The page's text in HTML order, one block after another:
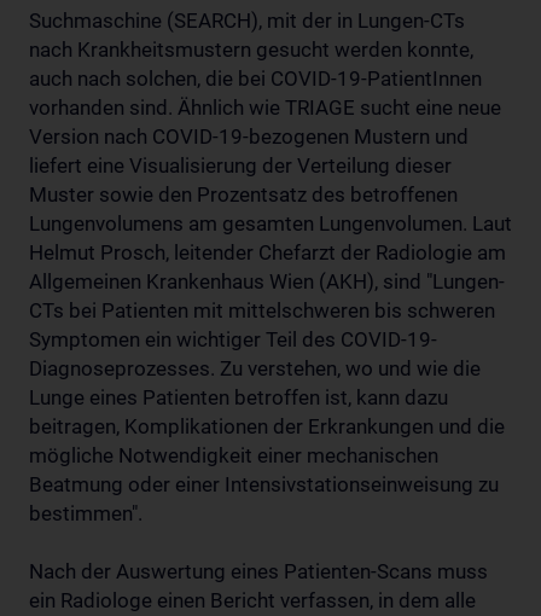
Suchmaschine (SEARCH), mit der in Lungen-CTs
nach Krankheitsmustern gesucht werden konnte,
auch nach solchen, die bei COVID-19-PatientInnen
vorhanden sind. Ähnlich wie TRIAGE sucht eine neue
Version nach COVID-19-bezogenen Mustern und
liefert eine Visualisierung der Verteilung dieser
Muster sowie den Prozentsatz des betroffenen
Lungenvolumens am gesamten Lungenvolumen. Laut
Helmut Prosch, leitender Chefarzt der Radiologie am
Allgemeinen Krankenhaus Wien (AKH), sind "Lungen-
CTs bei Patienten mit mittelschweren bis schweren
Symptomen ein wichtiger Teil des COVID-19-
Diagnoseprozesses. Zu verstehen, wo und wie die
Lunge eines Patienten betroffen ist, kann dazu
beitragen, Komplikationen der Erkrankungen und die
mögliche Notwendigkeit einer mechanischen
Beatmung oder einer Intensivstationseinweisung zu
bestimmen".
Nach der Auswertung eines Patienten-Scans muss
ein Radiologe einen Bericht verfassen, in dem alle